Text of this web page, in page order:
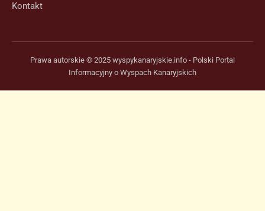
Kontakt
Prawa autorskie © 2025 wyspykanaryjskie.info - Polski Portal
Informacyjny o Wyspach Kanaryjskich